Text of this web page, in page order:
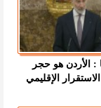
: الأردن هو حجر
الإقليمي